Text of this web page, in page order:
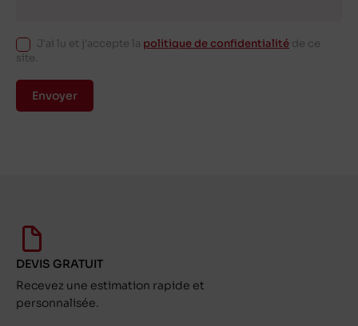
J'ai lu et j'accepte la politique de confidentialité de ce
site.
Envoyer
DEVIS GRATUIT
Recevez une estimation rapide et
personnalisée.